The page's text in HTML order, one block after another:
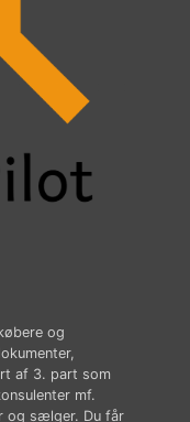
og
af 3. part som
mf.
og sælger. Du får